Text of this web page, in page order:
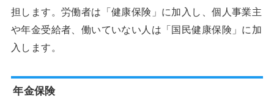
担します。労働者は「健康保険」に加入し、個人事業主
や年金受給者、働いていない人は「国民健康保険」に加
入します。
年金保険